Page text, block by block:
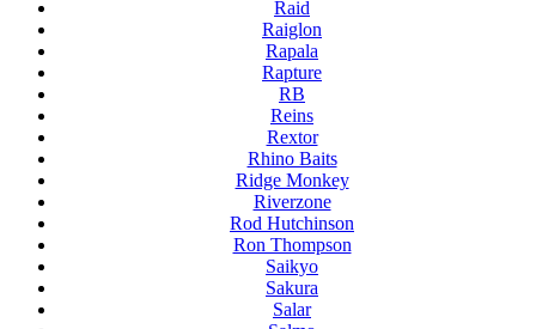
Raid
Raiglon
Rapala
Rapture
RB
Reins
Rextor
Rhino Baits
Ridge Monkey
Riverzone
Rod Hutchinson
Ron Thompson
Saikyo
Sakura
Salar